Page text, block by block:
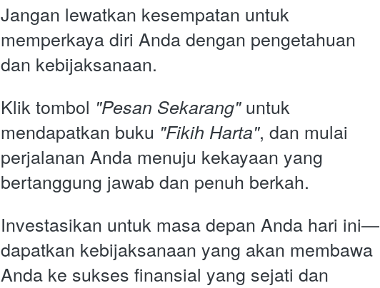
Jangan lewatkan kesempatan untuk
memperkaya diri Anda dengan pengetahuan
dan kebijaksanaan.
Klik tombol "Pesan Sekarang" untuk
mendapatkan buku "Fikih Harta", dan mulai
perjalanan Anda menuju kekayaan yang
bertanggung jawab dan penuh berkah.
Investasikan untuk masa depan Anda hari ini—
dapatkan kebijaksanaan yang akan membawa
Anda ke sukses finansial yang sejati dan